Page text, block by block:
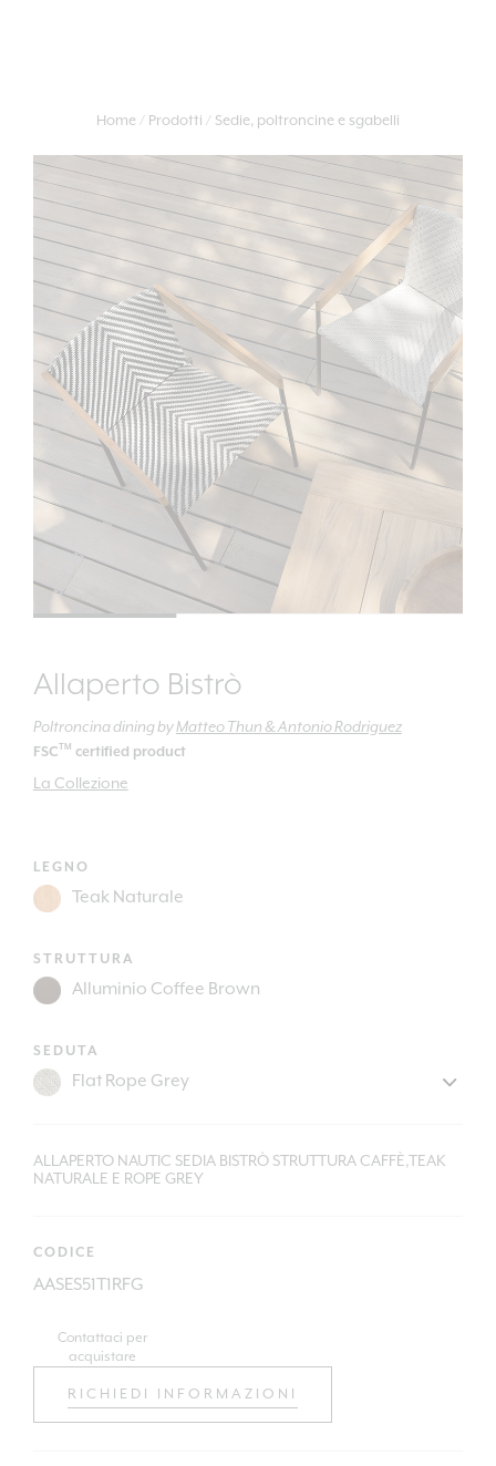
Home Prodotti Sedie, poltroncine e sgabelli
Allaperto Bistrò
Poltroncina diningbyMatteo Thun & Antonio Rodriguez
FSC TM certified product
La Collezione
LEGNO
STRUTTURA
SEDUTA
ALLAPERTO NAUTIC SEDIA BISTRÒ STRUTTURA CAFFÈ,TEAK
NATURALE E ROPE GREY
CODICE
AASES51T1RFG
Contattaci per
acquistare
RICHIEDI INFORMAZIONI